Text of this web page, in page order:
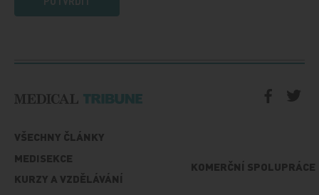
VŠECHNY ČLÁNKY
MEDISEKCE
KURZY A VZDĚLÁVÁNÍ
KOMERČNÍ SPOLUPRÁCE